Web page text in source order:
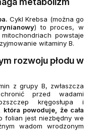
Cykl Krebsa (można go
) to proces, w
powstaje
witaminy B.
rozwoju płodu w
z grupy B, zwłaszcza
przed wadami
kręgosłupa i
powoduje, że cała
folian jest niezbędny we
wadom wrodzonym